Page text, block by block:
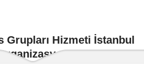
Grupları Hizmeti İstanbul